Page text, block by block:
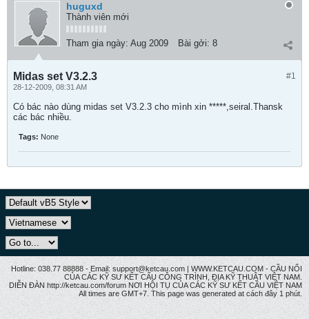
huguxd
Thành viên mới
Tham gia ngày: Aug 2009 Bài gởi: 8
#1
Midas set V3.2.3
28-12-2009, 08:31 AM
Có bác nào dùng midas set V3.2.3 cho mình xin *****,seiral.Thansk
các bác nhiều.
Tags: None
Hotline: 038.77 88888 - Email: support@ketcau.com | WWW.KETCAU.COM - CẦU NỐI
CỦA CÁC KỸ SƯ KẾT CẤU CÔNG TRÌNH, ĐỊA KỸ THUẬT VIỆT NAM.
DIỄN ĐÀN http://ketcau.com/forum NƠI HỘI TỤ CỦA CÁC KỸ SƯ KẾT CÂU VIỆT NAM
All times are GMT+7. This page was generated at cách đây 1 phút.